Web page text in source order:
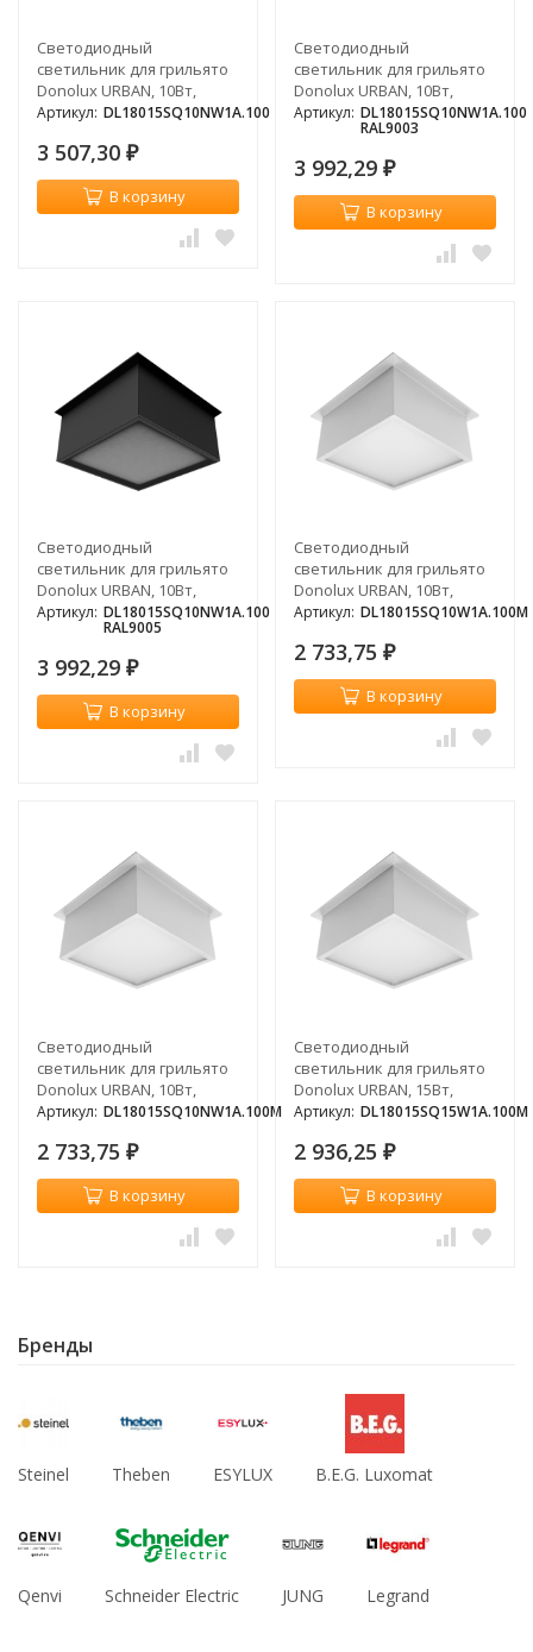
Светодиодный
светильник для грильято
Donolux URBAN, 10Вт,
4000К
Артикул: DL18015SQ10NW1A.100
3 507,30 ₽
В корзину
Светодиодный
светильник для грильято
Donolux URBAN, 10Вт,
4000К, белый
Артикул: DL18015SQ10NW1A.100
RAL9003
3 992,29 ₽
В корзину
Светодиодный
светильник для грильято
Donolux URBAN, 10Вт,
4000К, черный
Артикул: DL18015SQ10NW1A.100
RAL9005
3 992,29 ₽
В корзину
Светодиодный
светильник для грильято
Donolux URBAN, 10Вт,
690Лм, 3000К
Артикул: DL18015SQ10W1A.100M
2 733,75 ₽
В корзину
Светодиодный
светильник для грильято
Donolux URBAN, 10Вт,
690Лм, 4000К
Артикул: DL18015SQ10NW1A.100M
2 733,75 ₽
В корзину
Светодиодный
светильник для грильято
Donolux URBAN, 15Вт,
1333Лм, 3000К
Артикул: DL18015SQ15W1A.100M
2 936,25 ₽
В корзину
Бренды
Steinel Theben ESYLUX B.E.G. Luxomat
Qenvi Schneider Electric JUNG Legrand